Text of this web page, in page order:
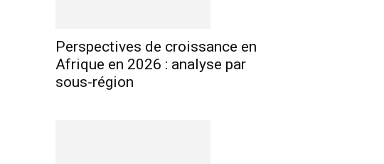
Perspectives de croissance en
Afrique en 2026 : analyse par
sous-région